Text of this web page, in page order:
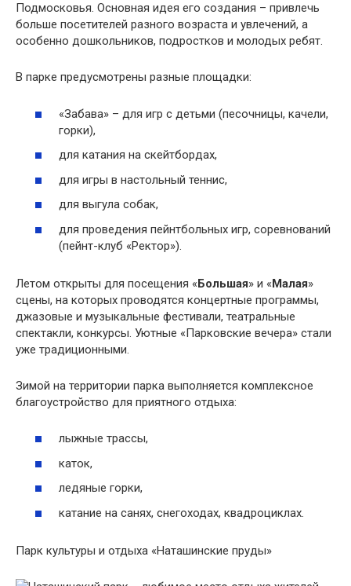
Подмосковья. Основная идея его создания – привлечь
больше посетителей разного возраста и увлечений, а
особенно дошкольников, подростков и молодых ребят.
В парке предусмотрены разные площадки:
«Забава» – для игр с детьми (песочницы, качели,
горки),
для катания на скейтбордах,
для игры в настольный теннис,
для выгула собак,
для проведения пейнтбольных игр, соревнований
(пейнт-клуб «Ректор»).
Летом открыты для посещения «Большая» и «Малая»
сцены, на которых проводятся концертные программы,
джазовые и музыкальные фестивали, театральные
спектакли, конкурсы. Уютные «Парковские вечера» стали
уже традиционными.
Зимой на территории парка выполняется комплексное
благоустройство для приятного отдыха:
лыжные трассы,
каток,
ледяные горки,
катание на санях, снегоходах, квадроциклах.
Парк культуры и отдыха «Наташинские пруды»